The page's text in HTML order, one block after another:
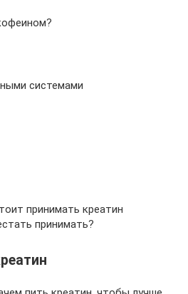
системами
принимать креатин
принимать?